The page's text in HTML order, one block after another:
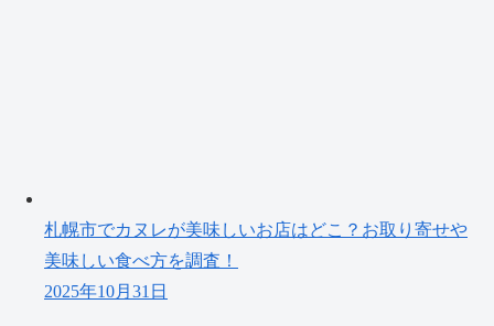
札幌市でカヌレが美味しいお店はどこ？お取り寄せや
美味しい食べ方を調査！
2025年10月31日